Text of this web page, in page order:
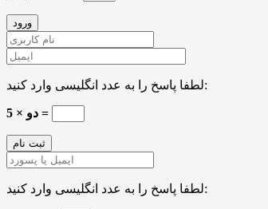
لطفا پاسخ را به عدد انگلیسی وارد کنید:
دو × 5 =
لطفا پاسخ را به عدد انگلیسی وارد کنید: